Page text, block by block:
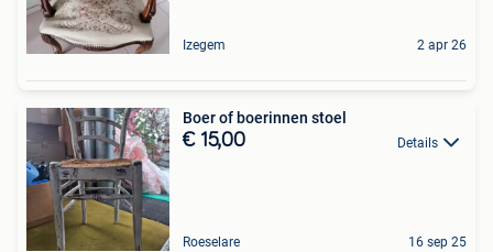
Izegem 2 apr 26
Boer of boerinnen stoel
€ 15,00 Details
Roeselare 16 sep 25